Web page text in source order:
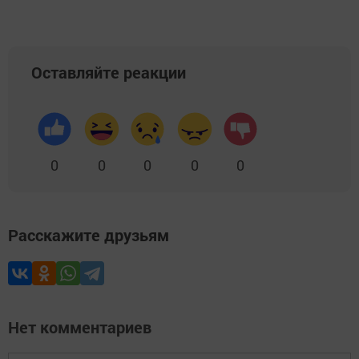
Оставляйте реакции
0 0 0 0 0
Расскажите друзьям
Нет комментариев